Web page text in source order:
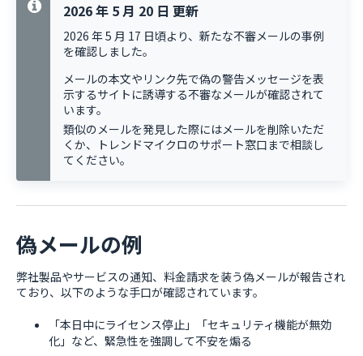
2026 年 5 月 20 日 更新
2026 年 5 月 17 日頃より、新たな不審メールの事例
を確認しました。
メールの本文やリンク先で偽の警告メッセージを表
示するサイトに誘導する不審なメールが確認されて
います。
類似のメールを発見した際にはメールを削除いただ
くか、トレンドマイクロのサポート窓口まで相談し
てください。
偽メールの例
弊社製品やサービスの通知、料金請求を装う偽メールが報告され
ており、以下のような手口が確認されています。
「本日中にライセンス停止」「セキュリティ機能が無効
化」など、緊急性を強調して不安を煽る